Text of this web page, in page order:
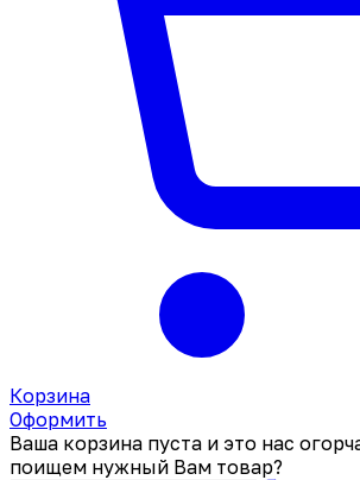
Корзина
Оформить
Ваша корзина пуста и это нас
поищем нужный Вам товар?